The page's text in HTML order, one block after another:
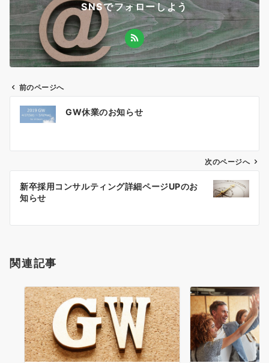
SNSでフォローしよう
ビ
ン
前のページへ
GW休業のお知らせ
次のページへ
新卒採用コンサルティング詳細ページUPのお
知らせ
関連記事